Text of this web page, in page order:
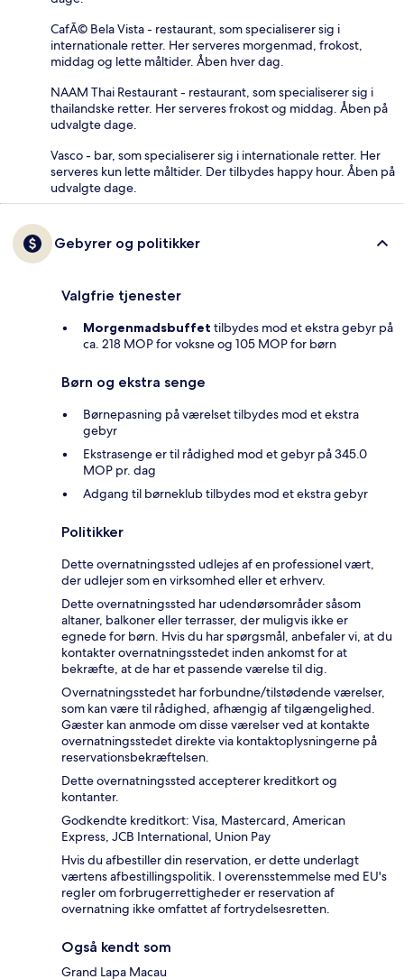
CafÃ© Bela Vista - restaurant, som specialiserer sig i
internationale retter. Her serveres morgenmad, frokost,
middag og lette måltider. Åben hver dag.
NAAM Thai Restaurant - restaurant, som specialiserer sig i
thailandske retter. Her serveres frokost og middag. Åben på
udvalgte dage.
Vasco - bar, som specialiserer sig i internationale retter. Her
serveres kun lette måltider. Der tilbydes happy hour. Åben på
udvalgte dage.
Gebyrer og politikker
Valgfrie tjenester
Morgenmadsbuffet tilbydes mod et ekstra gebyr på
ca. 218 MOP for voksne og 105 MOP for børn
Børn og ekstra senge
Børnepasning på værelset tilbydes mod et ekstra
gebyr
Ekstrasenge er til rådighed mod et gebyr på 345.0
MOP pr. dag
Adgang til børneklub tilbydes mod et ekstra gebyr
Politikker
Dette overnatningssted udlejes af en professionel vært,
der udlejer som en virksomhed eller et erhverv.
Dette overnatningssted har udendørsområder såsom
altaner, balkoner eller terrasser, der muligvis ikke er
egnede for børn. Hvis du har spørgsmål, anbefaler vi, at du
kontakter overnatningsstedet inden ankomst for at
bekræfte, at de har et passende værelse til dig.
Overnatningsstedet har forbundne/tilstødende værelser,
som kan være til rådighed, afhængig af tilgængelighed.
Gæster kan anmode om disse værelser ved at kontakte
overnatningsstedet direkte via kontaktoplysningerne på
reservationsbekræftelsen.
Dette overnatningssted accepterer kreditkort og
kontanter.
Godkendte kreditkort: Visa, Mastercard, American
Express, JCB International, Union Pay
Hvis du afbestiller din reservation, er dette underlagt
værtens afbestillingspolitik. I overensstemmelse med EU's
regler om forbrugerrettigheder er reservation af
overnatning ikke omfattet af fortrydelsesretten.
Også kendt som
Grand Lapa Macau